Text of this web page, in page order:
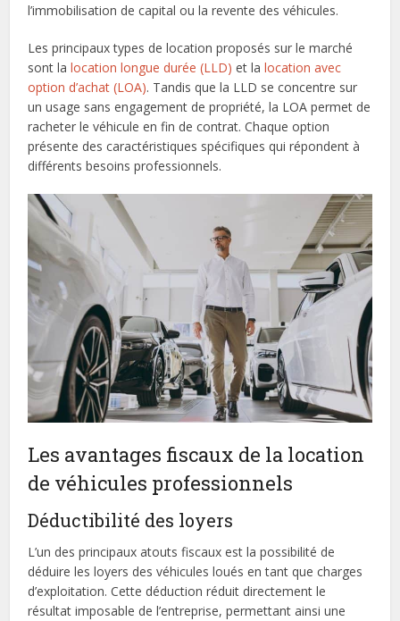
l’immobilisation de capital ou la revente des véhicules.
Les principaux types de location proposés sur le marché
sont lalocation longue durée (LLD) et lalocation avec
option d’achat (LOA). Tandis que la LLD se concentre sur
un usage sans engagement de propriété, la LOA permet de
racheter le véhicule en fin de contrat. Chaque option
présente des caractéristiques spécifiques qui répondent à
différents besoins professionnels.
Les avantages fiscaux de la location
de véhicules professionnels
Déductibilité des loyers
L’un des principaux atouts fiscaux est la possibilité de
déduire les loyers des véhicules loués en tant que charges
d’exploitation. Cette déduction réduit directement le
résultat imposable de l’entreprise, permettant ainsi une